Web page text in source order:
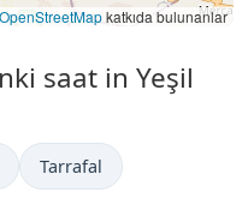
OpenStreetMapkatkıda bulunanlar
saat in Yeşil
Tarrafal